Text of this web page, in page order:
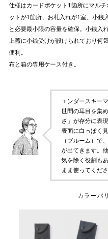
仕様はカードポケット1箇所にマルチ
ットが1箇所、お札入れが1室、小銭
と必要最小限の容量を確保。小銭入
上蓋に小銭受けが設けられており何
便利。
布と箱の専用ケース付き。
エンダースキー
世間の耳目を集
さ」が存分に表
表面に白っぽく
（ブルーム）で
が出てきます。
気を除く役割も
まま使ってくださ
カラーバ